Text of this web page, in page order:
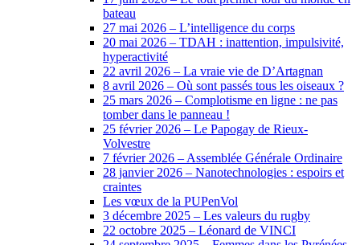
bateau
27 mai 2026 – L’intelligence du corps
20 mai 2026 – TDAH : inattention, impulsivité,
hyperactivité
22 avril 2026 – La vraie vie de D’Artagnan
8 avril 2026 – Où sont passés tous les oiseaux ?
25 mars 2026 – Complotisme en ligne : ne pas
tomber dans le panneau !
25 février 2026 – Le Papogay de Rieux-
Volvestre
7 février 2026 – Assemblée Générale Ordinaire
28 janvier 2026 – Nanotechnologies : espoirs et
craintes
Les vœux de la PUPenVol
3 décembre 2025 – Les valeurs du rugby
22 octobre 2025 – Léonard de VINCI